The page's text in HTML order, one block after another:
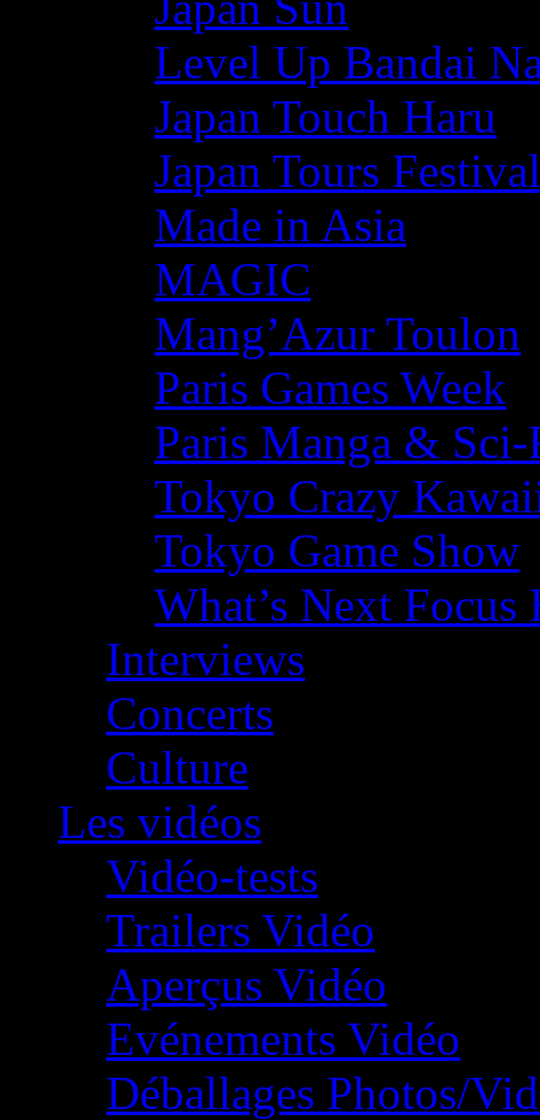
Level Up Bandai
Japan Touch Haru
Japan Tours Festival
Made in Asia
MAGIC
Mang’Azur Toulon
Paris Games Week
Paris Manga &
Tokyo Crazy
Tokyo Game Show
What’s Next
Interviews
Concerts
Culture
Les vidéos
Vidéo-tests
Trailers Vidéo
Aperçus Vidéo
Evénements Vidéo
Déballages Photos/